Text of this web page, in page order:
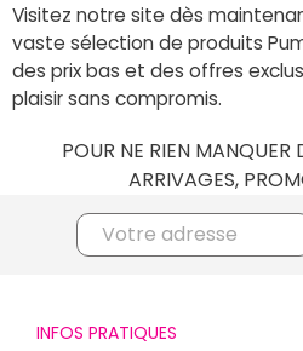
Visitez notre site dès
vaste sélection de produits
des prix bas et des offres
plaisir sans compromis.
POUR NE RIEN MANQUER
ARRIVAGES,
INFOS PRATIQUES